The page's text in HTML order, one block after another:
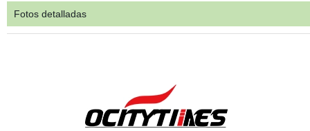
Fotos detalladas